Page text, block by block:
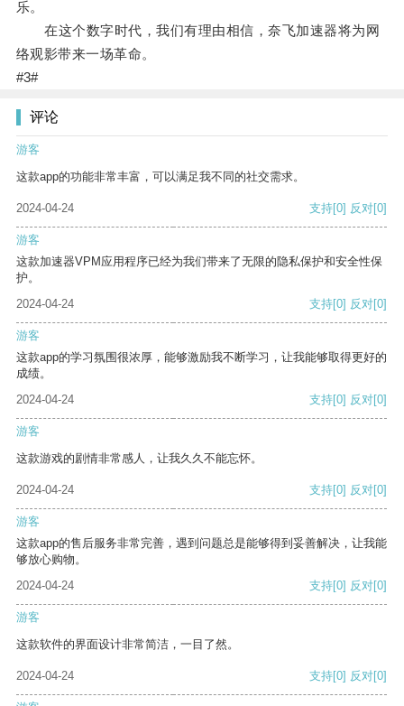
乐。
在这个数字时代，我们有理由相信，奈飞加速器将为网
络观影带来一场革命。
#3#
评论
游客
这款app的功能非常丰富，可以满足我不同的社交需求。
2024-04-24 支持[0] 反对[0]
游客
这款加速器VPM应用程序已经为我们带来了无限的隐私保护和安全性保
护。
2024-04-24
支持[0] 反对[0]
游客
这款app的学习氛围很浓厚，能够激励我不断学习，让我能够取得更好的
成绩。
2024-04-24
支持[0] 反对[0]
游客
这款游戏的剧情非常感人，让我久久不能忘怀。
2024-04-24 支持[0] 反对[0]
游客
这款app的售后服务非常完善，遇到问题总是能够得到妥善解决，让我能
够放心购物。
2024-04-24
支持[0] 反对[0]
游客
这款软件的界面设计非常简洁，一目了然。
2024-04-24 支持[0] 反对[0]